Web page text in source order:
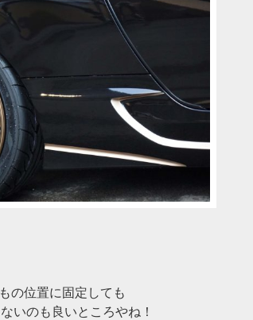
の位置に固定しても
いのも良いところやね！